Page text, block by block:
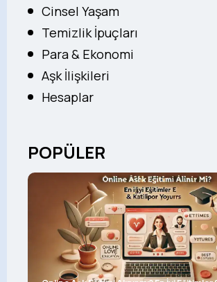
Cinsel Yaşam
Temizlik İpuçları
Para & Ekonomi
Aşk İlişkileri
Hesaplar
POPÜLER